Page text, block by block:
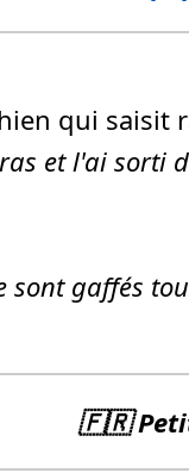
qui
et l'ai sorti
sont gaffés
🇫🇷 Petit